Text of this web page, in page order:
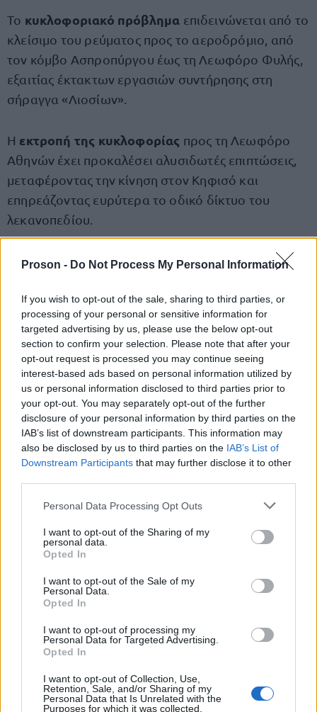
Proson - Do Not Process My Personal Information
If you wish to opt-out of the sale, sharing to third parties, or
processing of your personal or sensitive information for
targeted advertising by us, please use the below opt-out
section to confirm your selection. Please note that after your
opt-out request is processed you may continue seeing
interest-based ads based on personal information utilized by
us or personal information disclosed to third parties prior to
your opt-out. You may separately opt-out of the further
disclosure of your personal information by third parties on the
IAB’s list of downstream participants. This information may
also be disclosed by us to third parties on the IAB’s List of
Downstream Participants that may further disclose it to other
Please note that this website/app uses one or more Google
not limited to your visit or usage behaviour. You may click to
grant or deny consent to Google and its third-party tags to
use your data for below specified purposes in below Google
consent section.
Personal Data Processing Opt Outs
I want to opt-out of the Sharing of my
personal data.
Opted In
I want to opt-out of the Sale of my
Personal Data.
Opted In
I want to opt-out of processing my
Personal Data for Targeted Advertising.
Opted In
I want to opt-out of Collection, Use,
Retention, Sale, and/or Sharing of my
Personal Data that Is Unrelated with the
Purposes for which it was collected.
Το κυκλοφοριακό πρόβλημα επιδεινώνεται από το
κλείσιμο του ρεύματος προς το αεροδρόμιο, από
τον κόμβο Ασπροπύργου έως τη Λεωφόρο Φυλής,
εξαιτίας έκτακτων εργασιών συντήρησης στη
σήραγγα «Λιοσίων».
Η εκτροπή της κυκλοφορίας προς τη Λεωφόρο
Αθηνών έχει προκαλέσει αλυσιδωτές επιπτώσεις,
μεταφέροντας την κίνηση στον Κηφισό και
επηρεάζοντας ευρύτερα το οδικό δίκτυο του
λεκανοπεδίου.
Χωρίς ταξί για δεύτερη ημέρα
Στην ήδη επιβαρυμένη εικόνα συμβάλλει και η
τριήμερη απεργίατων οδηγών ταξί, η οποία
βρίσκεται σε εξέλιξη και αναμένεται να διαρκέσει
έως το πρωί της Παρασκευής, αυξάνοντας τον
αριθμό των Ι.Χ. στους δρόμους και εντείνοντας την
κυκλοφοριακή πίεση.
Οιοδηγοί καλούνται να οπλιστούν μευπομονή
καθώς η κίνηση αναμένεται να παραμείνει
αυξημένη και τις επόμενες ώρες.
ΑΣΕΠ: Πιστοποίηση Αγγλικών σε
ΑΣΕΠ: Εξ αποστάσεως η πιο Εύκολη
Πιστοποίηση Υπολογιστών σε 2
μέρες